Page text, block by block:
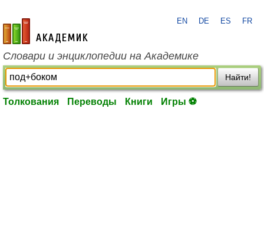
academic.ru
EN DE ES FR
Словари и энциклопедии на Академике
Найти!
Толкования Переводы Книги Игры ⚽